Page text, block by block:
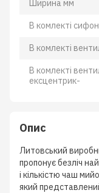
Ширина мм
В комлектi сифон
В комлектi
В комлектi
ексцентрик-
Опис
Литовський
пропонує безліч
і кількістю чаш
який